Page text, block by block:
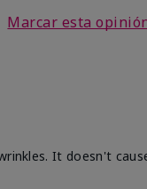
Marcar esta
It doesn't